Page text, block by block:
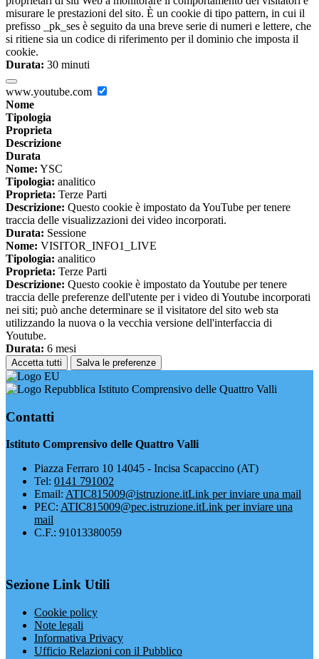
misurare le prestazioni del sito. È un cookie di tipo pattern, in cui il
prefisso _pk_ses è seguito da una breve serie di numeri e lettere, che
si ritiene sia un codice di riferimento per il dominio che imposta il
cookie.
Durata: 30 minuti
www.youtube.com
Nome
Tipologia
Proprieta
Descrizione
Durata
Nome: YSC
Tipologia: analitico
Proprieta: Terze Parti
Descrizione: Questo cookie è impostato da YouTube per tenere
traccia delle visualizzazioni dei video incorporati.
Durata: Sessione
Nome: VISITOR_INFO1_LIVE
Tipologia: analitico
Proprieta: Terze Parti
Descrizione: Questo cookie è impostato da Youtube per tenere
traccia delle preferenze dell'utente per i video di Youtube incorporati
nei siti; può anche determinare se il visitatore del sito web sta
utilizzando la nuova o la vecchia versione dell'interfaccia di
Youtube.
Durata: 6 mesi
Accetta tutti Salva le preferenze
Istituto Comprensivo delle Quattro Valli
Contatti
Istituto Comprensivo delle Quattro Valli
Piazza Ferraro 10 14045 - Incisa Scapaccino (AT)
Tel: 0141 791002
Email: ATIC815009@istruzione.itLink per inviare una mail
PEC: ATIC815009@pec.istruzione.itLink per inviare una
mail
C.F.: 91013380059
Sezione Link Utili
Cookie policy
Note legali
Informativa Privacy
Ufficio Relazioni con il Pubblico